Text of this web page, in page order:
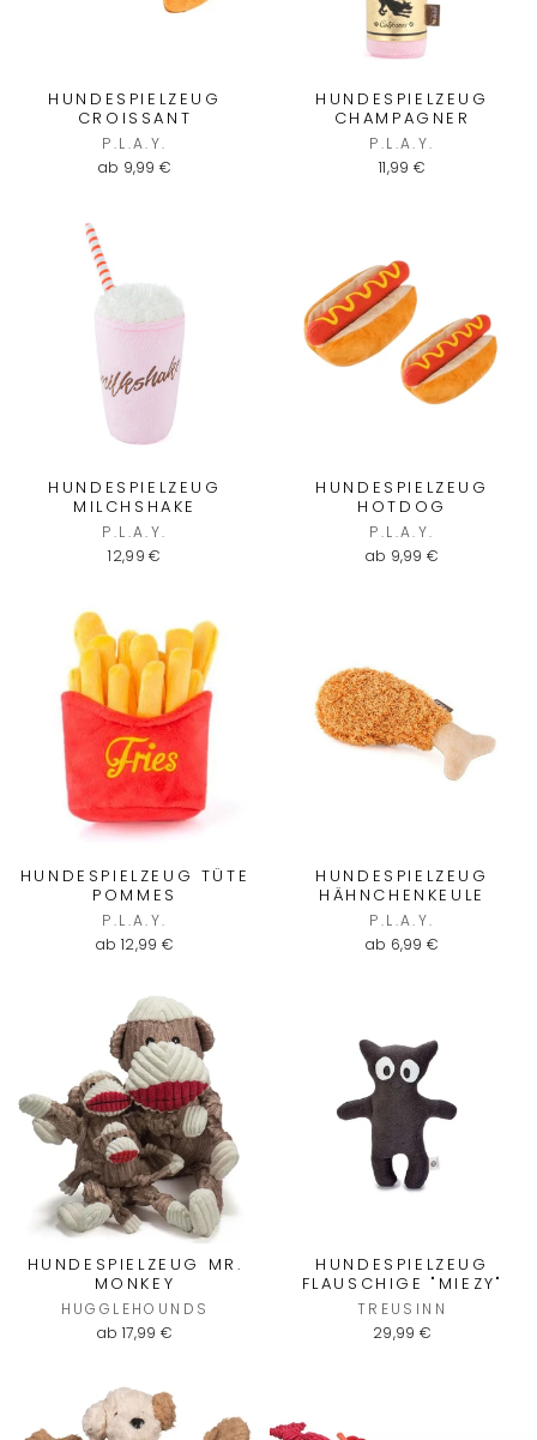
HUNDESPIELZEUG
CROISSANT
P.L.A.Y.
ab 9,99 €
HUNDESPIELZEUG
CHAMPAGNER
P.L.A.Y.
11,99 €
HUNDESPIELZEUG
MILCHSHAKE
P.L.A.Y.
12,99 €
HUNDESPIELZEUG
HOTDOG
P.L.A.Y.
ab 9,99 €
HUNDESPIELZEUG TÜTE
POMMES
P.L.A.Y.
ab 12,99 €
HUNDESPIELZEUG
HÄHNCHENKEULE
P.L.A.Y.
ab 6,99 €
HUNDESPIELZEUG MR.
MONKEY
HUGGLEHOUNDS
ab 17,99 €
HUNDESPIELZEUG
FLAUSCHIGE "MIEZY"
TREUSINN
29,99 €